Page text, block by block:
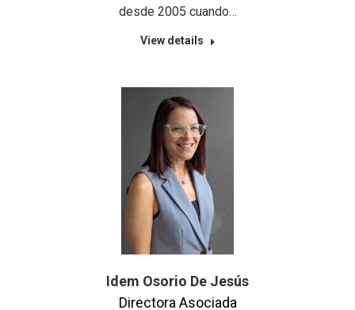
desde 2005 cuando…
View details
Idem Osorio De Jesús
Directora Asociada